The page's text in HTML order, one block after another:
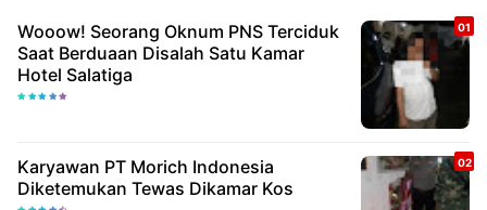
Wooow! Seorang Oknum PNS Terciduk
Saat Berduaan Disalah Satu Kamar
Hotel Salatiga
Karyawan PT Morich Indonesia
Diketemukan Tewas Dikamar Kos